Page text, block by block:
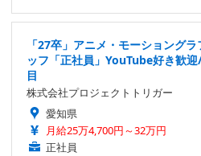
「27卒」アニメ・モーショング
ッフ「正社員」YouTube好き歓
目
株式会社プロジェクトトリガー
愛知県
月給25万4,700円～32万円
正社員